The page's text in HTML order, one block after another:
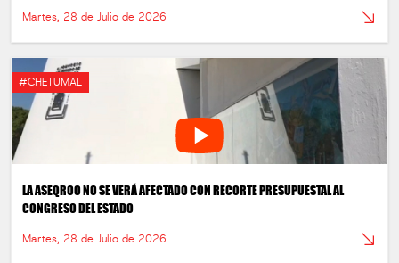
Martes, 28 de Julio de 2026
#CHETUMAL
LA ASEQROO NO SE VERÁ AFECTADO CON RECORTE PRESUPUESTAL AL
CONGRESO DEL ESTADO
Martes, 28 de Julio de 2026